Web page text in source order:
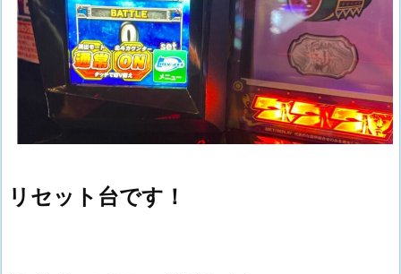
リセット台です！